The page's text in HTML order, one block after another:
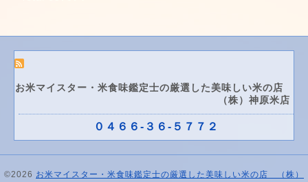
お米マイスター・米食味鑑定士の厳選した美味しい米の店
（株）神原米店
０４６６-３６-５７７２
©2026 お米マイスター・米食味鑑定士の厳選した美味しい米の店 （株）